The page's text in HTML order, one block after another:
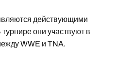
действующими
они участвуют в
WWE и TNA.